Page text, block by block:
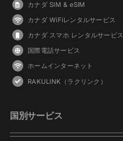
カナダ SIM & eSIM
カナダ WiFiレンタルサービス
カナダ スマホ レンタルサービス
国際電話サービス
ホームインターネット
RAKULINK（ラクリンク）
国別サービス